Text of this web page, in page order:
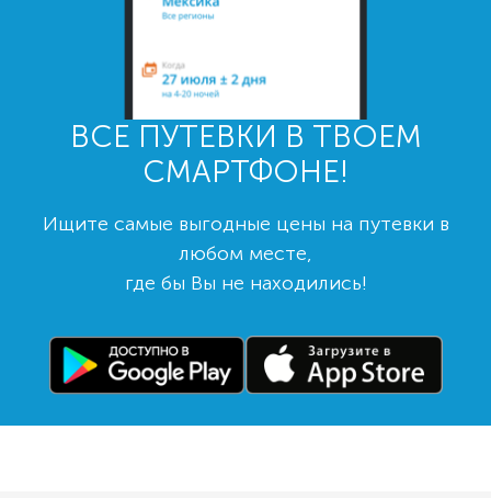
ВСЕ ПУТЕВКИ В ТВОЕМ
СМАРТФОНЕ!
Ищите самые выгодные цены на путевки в
любом месте,
где бы Вы не находились!